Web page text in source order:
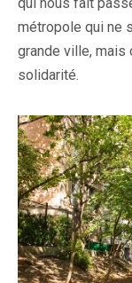
métropole qui ne
grande ville, mais
solidarité.